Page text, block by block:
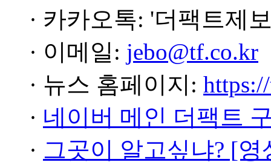
· 카카오톡: '더팩트제
· 이메일: jebo@tf.co.kr
· 뉴스 홈페이지:
· 네이버 메인 더팩트
· 그곳이 알고싶냐? [